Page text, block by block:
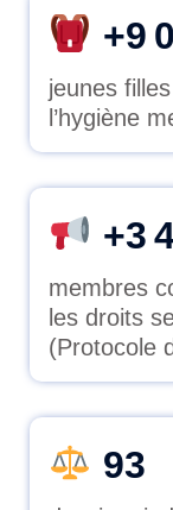
+9
jeunes
l’hygiène
+3
membres
les droits
(Protocole
93